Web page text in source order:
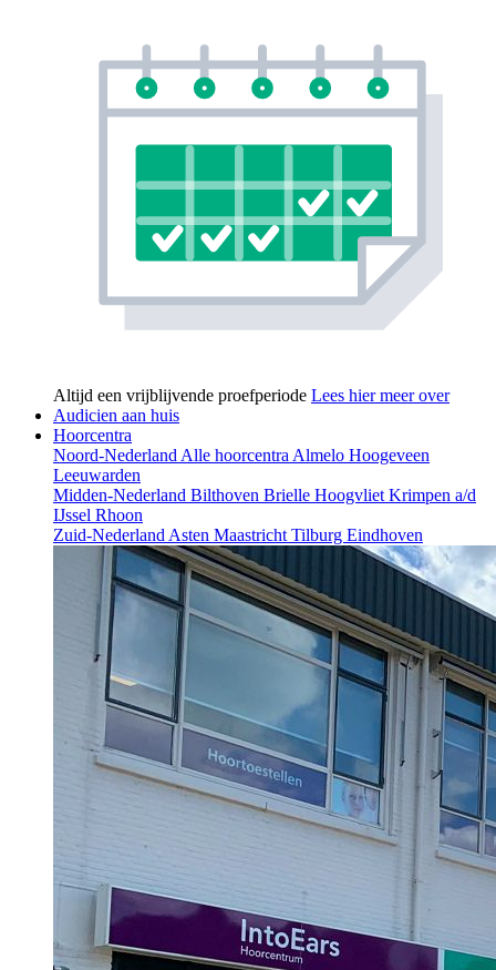
Altijd een vrijblijvende proefperiode Lees hier meer over
Audicien aan huis
Hoorcentra
Noord-Nederland Alle hoorcentra Almelo Hoogeveen
Leeuwarden
Midden-Nederland Bilthoven Brielle Hoogvliet Krimpen a/d
IJssel Rhoon
Zuid-Nederland Asten Maastricht Tilburg Eindhoven